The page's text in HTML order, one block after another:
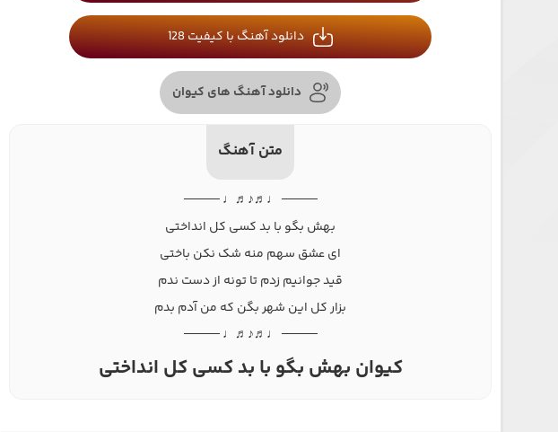
دانلود آهنگ با کیفیت 128
دانلود آهنگ های کیوان
متن آهنگ
──── ♩♬♪♬♩ ────
بهش بگو با بد کسی کل انداختی
ای عشق سهم منه شک نکن باختی
قید جوانیم زدم تا تونه از دست ندم
بزار کل این شهر بگن که من آدم بدم
──── ♩♬♪♬♩ ────
کیوان بهش بگو با بد کسی کل انداختی